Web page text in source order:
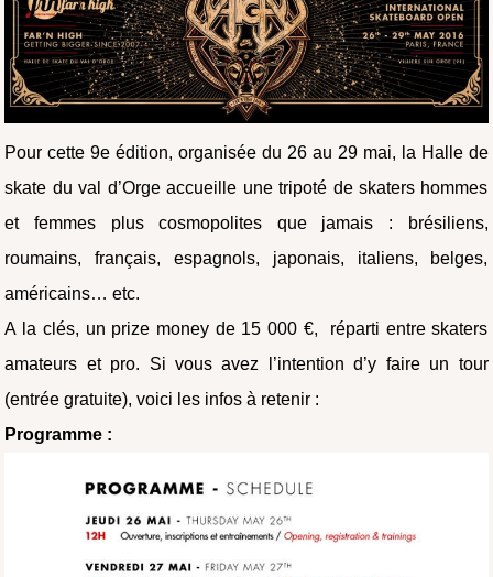
Pour cette 9e édition, organisée du 26 au 29 mai, la Halle de
skate du val d’Orge accueille une tripoté de skaters hommes
et femmes plus cosmopolites que jamais : brésiliens,
roumains, français, espagnols, japonais, italiens, belges,
américains… etc.
A la clés, un prize money de 15 000 €, réparti entre skaters
amateurs et pro. Si vous avez l’intention d’y faire un tour
(entrée gratuite), voici les infos à retenir :
Programme :